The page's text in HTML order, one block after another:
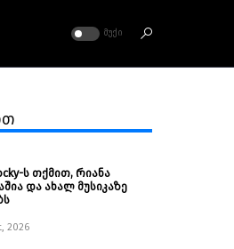
ᲛᲣᲥᲘ
ს თქმით, რიანა
და ახალ მუსიკაზე
2026